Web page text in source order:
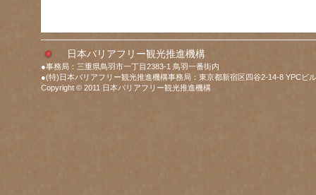
日本バリアフリー観光推進機構
●事務局：三重県鳥羽市一丁目2383-1 鳥羽一番街内
●(特)日本バリアフリー観光推進機構事務局：東京都新宿区四谷2-14-8 YPCビ
Copyright © 2011 日本バリアフリー観光推進機構